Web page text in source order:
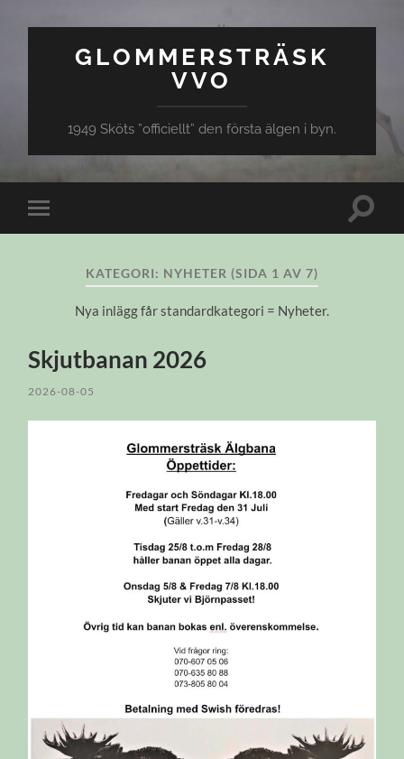
GLOMMERSTRÄSK
VVO
1949 Sköts ”officiellt” den första älgen i byn.
Slå
på/av
Slå
KATEGORI: NYHETER (SIDA 1 AV 7)
Nya inlägg får standardkategori = Nyheter.
Skjutbanan 2026
2026-08-05